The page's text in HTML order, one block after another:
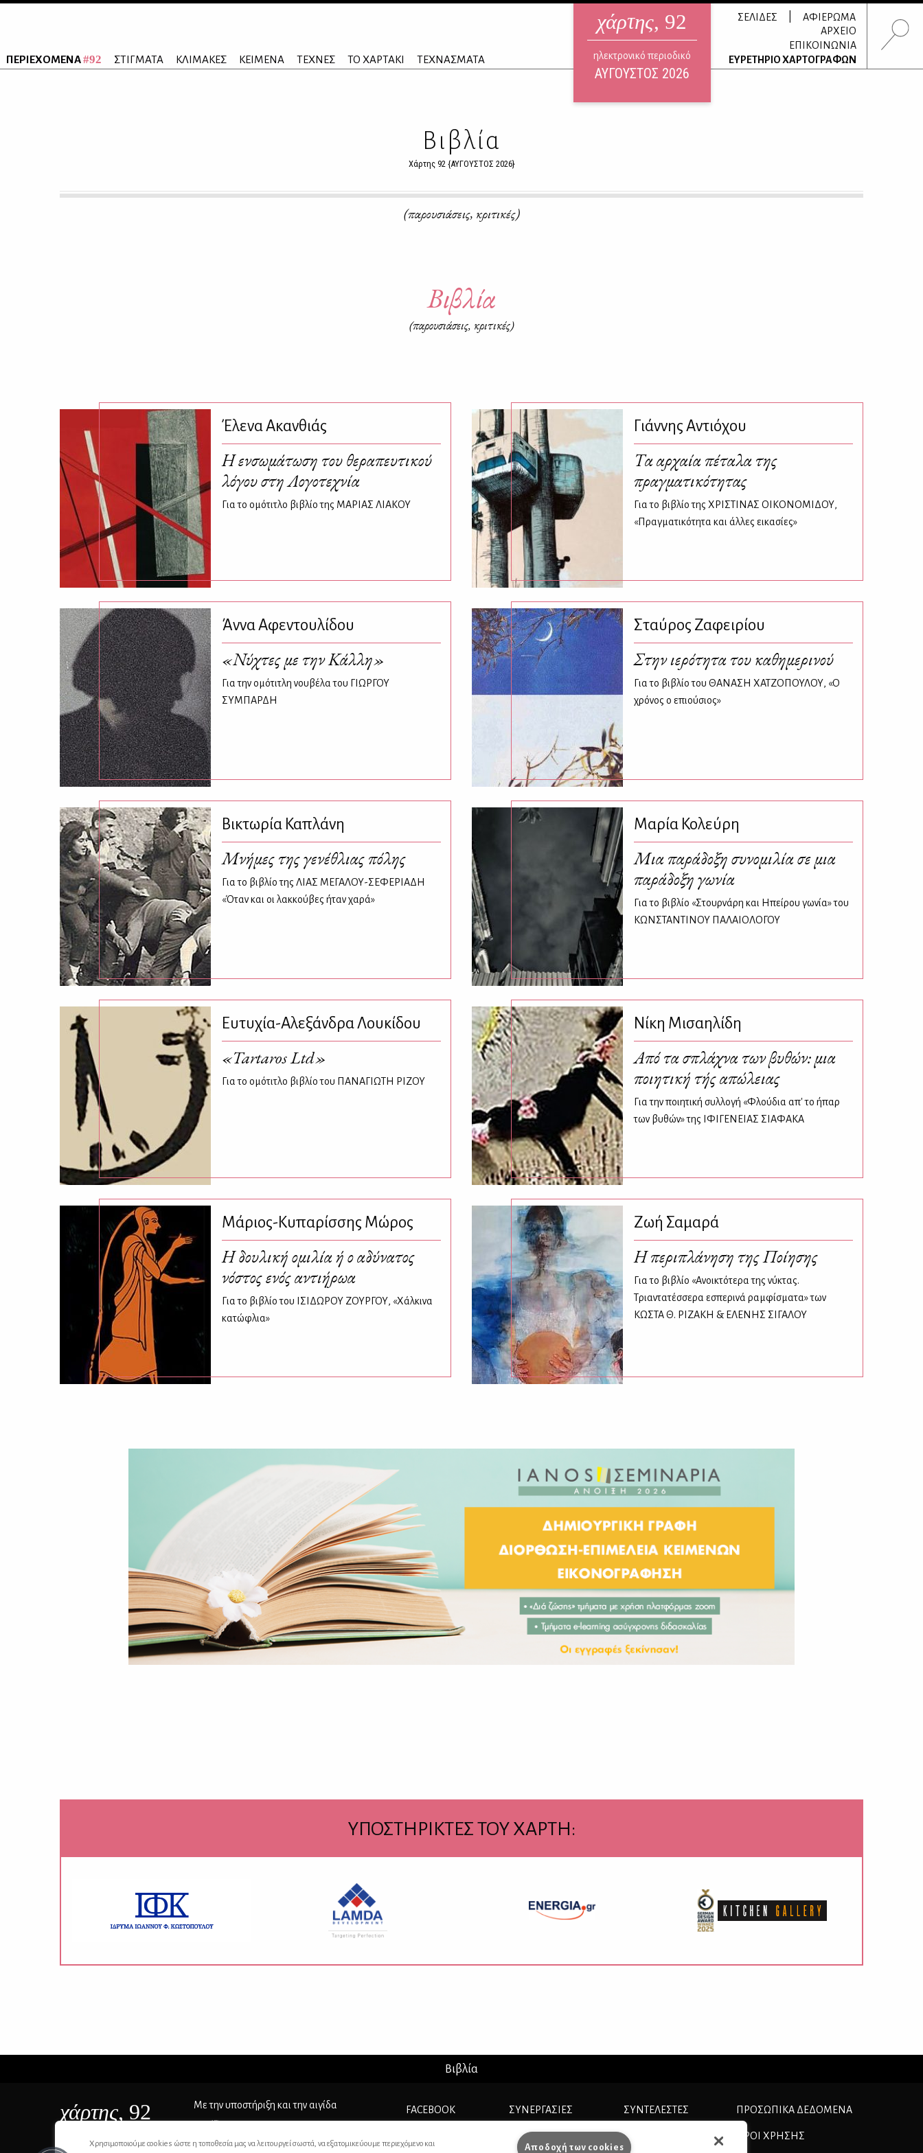
ΠΕΡΙΕΧΟΜΕΝΑ#92 ΣΤΙΓΜΑΤΑ ΚΛΙΜΑΚΕΣ ΚΕΙΜΕΝΑ ΤΕΧΝΕΣ ΤΟ ΧΑΡΤΑΚΙ ΤΕΧΝΑΣΜΑΤΑ
χάρτης, 92
ηλεκτρονικό περιοδικό
ΑΥΓΟΥΣΤΟΣ 2026
ΣΕΛΙΔΕΣ
ΑΦΙΕΡΩΜΑ
ΑΡΧΕΙΟ
ΕΠΙΚΟΙΝΩΝΙΑ
ΕΥΡΕΤΗΡΙΟ ΧΑΡΤΟΓΡΑΦΩΝ
Βιβλία
Χάρτης 92 {ΑΥΓΟΥΣΤΟΣ 2026}
(παρουσιάσεις, κριτικές)
Βιβλία
(παρουσιάσεις, κριτικές)
Έλενα Ακανθιάς
Η ενσωμάτωση του θεραπευτικού
λόγου στη Λογοτεχνία
Για το ομότιτλο βιβλίο της ΜΑΡΙΑΣ ΛΙΑΚΟΥ
Γιάννης Αντιόχου
Τα αρχαία πέταλα της
πραγματικότητας
Για το βιβλίο της ΧΡΙΣΤΙΝΑΣ ΟΙΚΟΝΟΜΙΔΟΥ,
«Πραγματικότητα και άλλες εικασίες»
Άννα Αφεντουλίδου
«Νύχτες με την Κάλλη»
Για την ομότιτλη νουβέλα του ΓΙΩΡΓΟΥ
ΣΥΜΠΑΡΔΗ
Σταύρος Ζαφειρίου
Στην ιερότητα του καθημερινού
Για το βιβλίο του ΘΑΝΑΣΗ ΧΑΤΖΟΠΟΥΛΟΥ, «Ο
χρόνος ο επιούσιος»
Βικτωρία Καπλάνη
Μνήμες της γενέθλιας πόλης
Για το βιβλίο της ΛΙΑΣ ΜΕΓΑΛΟΥ-ΣΕΦΕΡΙΑΔΗ
«Όταν και οι λακκούβες ήταν χαρά»
Μαρία Κολεύρη
Μια παράδοξη συνομιλία σε μια
παράδοξη γωνία
Για το βιβλίο «Στουρνάρη και Ηπείρου γωνία» του
ΚΩΝΣΤΑΝΤΙΝΟΥ ΠΑΛΑΙΟΛΟΓΟΥ
Ευτυχία-Αλεξάνδρα Λουκίδου
«Tartaros Ltd»
Για το ομότιτλο βιβλίο του ΠΑΝΑΓΙΩΤΗ ΡΙΖΟΥ
Νίκη Μισαηλίδη
Από τα σπλάχνα των βυθών: μια
ποιητική τής απώλειας
Για την ποιητική συλλογή «Φλούδια απ' το ήπαρ
των βυθών» της ΙΦΙΓΕΝΕΙΑΣ ΣΙΑΦΑΚΑ
Μάριος-Κυπαρίσσης Μώρος
Η δουλική ομιλία ή ο αδύνατος
νόστος ενός αντιήρωα
Για το βιβλίο του ΙΣΙΔΩΡΟΥ ΖΟΥΡΓΟΥ, «Χάλκινα
κατώφλια»
Ζωή Σαμαρά
Η περιπλάνηση της Ποίησης
Για το βιβλίο «Ανοικτότερα της νύκτας.
Τριαντατέσσερα εσπερινά ραμφίσματα» των
ΚΩΣΤΑ Θ. ΡΙΖΑΚΗ & ΕΛΕΝΗΣ ΣΙΓΑΛΟΥ
ΥΠΟΣΤΗΡΙΚΤΕΣ ΤΟΥ ΧΑΡΤΗ:
Βιβλία
χάρτης, 92
ΙSSN 2732-8279
Με την υποστήριξη και την αιγίδα FACEBOOK ΣΥΝΕΡΓΑΣΊΕΣ
ΔΙΑΦΗΜΙΣΗ
ΣΥΝΤΕΛΕΣΤΕΣ
ΤΑΥΤΟΤΗΤΑ
ΠΡΟΣΩΠΙΚΆ ΔΕΔΟΜΈΝΑ
ΟΡΟΙ ΧΡΗΣΗΣ
Χρησιμοποιούμε cookies ώστε η τοποθεσία μας να λειτουργεί σωστά, να εξατομικεύουμε περιεχόμενο και Αποδοχή των cookies